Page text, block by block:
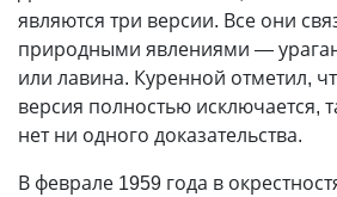
являются три версии. Все они
природными явлениями —
или лавина. Куренной отметил,
версия полностью исключается,
нет ни одного доказательства.
В феврале 1959 года в